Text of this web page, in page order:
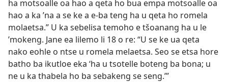
ha motsoalle oa hao a qeta ho bua empa motsoalle oa
hao a ka ’na a se ke a e-ba teng ha u qeta ho romela
molaetsa.” U ka sebelisa temoho e tšoanang ha u le
’mokeng. Jane ea lilemo li 18 o re: “U se ke ua qeta
nako eohle o ntse u romela melaetsa. Seo se etsa hore
batho ba ikutloe eka ‘ha u tsotelle boteng ba bona; u
ne u ka thabela ho ba sebakeng se seng.’”